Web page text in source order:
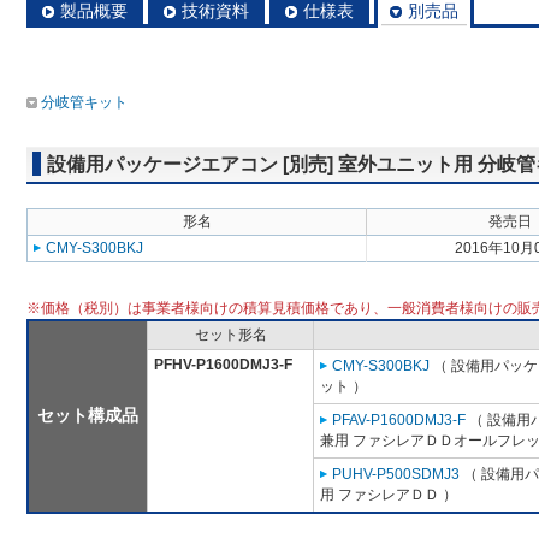
製品概要 技術資料 仕様表 別売品
分岐管キット
設備用パッケージエアコン [別売] 室外ユニット用 分岐
形名
発売日
CMY-S300BKJ
2016年10月
※価格（税別）は事業者様向けの積算見積価格であり、一般消費者様向けの販
セット構成品
セット形名
PFHV-P1600DMJ3-F
CMY-S300BKJ （ 設備用パッ
ット ）
PFAV-P1600DMJ3-F （ 設備用
兼用 ファシレアＤＤオールフレ
PUHV-P500SDMJ3 （ 設備用
用 ファシレアＤＤ ）